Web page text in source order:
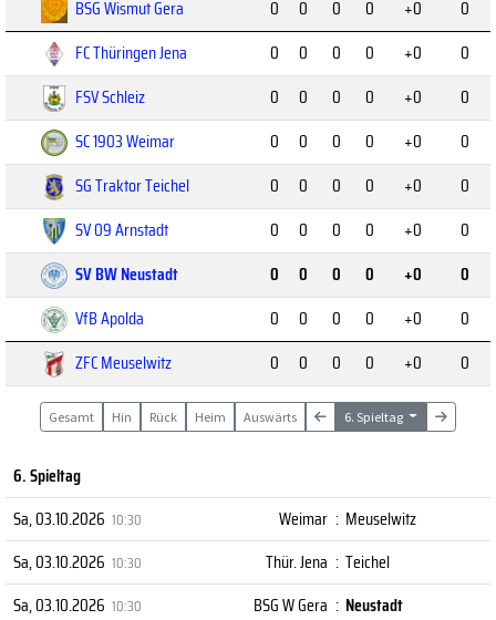
BSG Wismut Gera
0 0 0 0 +0
0
FC Thüringen Jena
0 0 0 0 +0
0
FSV Schleiz
0 0 0 0 +0
0
SC 1903 Weimar
0 0 0 0 +0
0
SG Traktor Teichel
0 0 0 0 +0
0
SV 09 Arnstadt
0 0 0 0 +0
0
SV BW Neustadt
0 0 0 0 +0
0
VfB Apolda
0 0 0 0 +0
0
ZFC Meuselwitz
0 0 0 0 +0 0
Gesamt Hin Rück Heim Auswärts 6. Spieltag
6. Spieltag
Sa, 03.10.2026 10:30 Weimar : Meuselwitz
Sa, 03.10.2026 10:30 Thür. Jena : Teichel
Sa, 03.10.2026 10:30 BSG W Gera : Neustadt